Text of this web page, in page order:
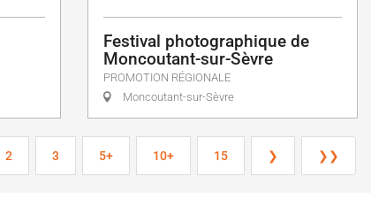
Festival photographique de
Moncoutant-sur-Sèvre
PROMOTION RÉGIONALE
Moncoutant-sur-Sèvre
2 3 5+ 10+ 15 ❯ ❯❯